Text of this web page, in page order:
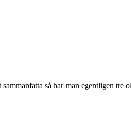
sammanfatta så har man egentligen tre